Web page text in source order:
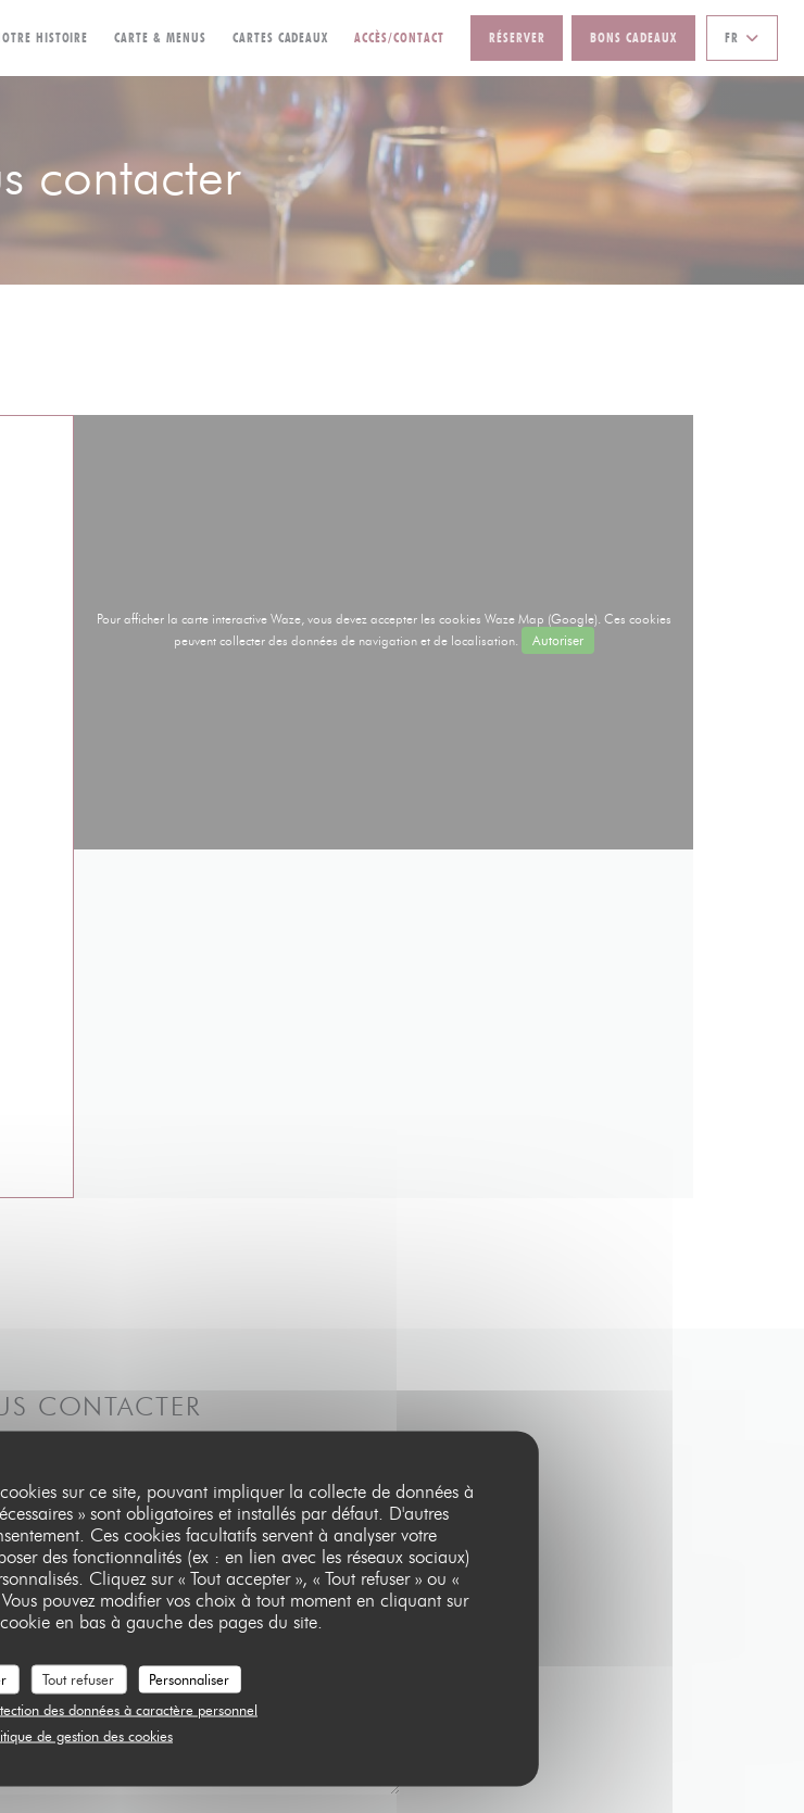
sur ce site, pouvant impliquer la collecte de données à
» sont obligatoires et installés par défaut. D'autres
Ces cookies facultatifs servent à analyser votre
des fonctionnalités (ex : en lien avec les réseaux sociaux)
Cliquez sur « Tout accepter », « Tout refuser » ou «
pouvez modifier vos choix à tout moment en cliquant sur
en bas à gauche des pages du site.
Tout refuser
Personnaliser
des données à caractère personnel
de gestion des cookies
HISTOIRE CARTE & MENUS((OUVRE UNE NOUVELLE FENÊTRE))
CARTES CADEAUX ((OUVRE UNE NOUVELLE FENÊTRE))
ACCÈS/CONTACT RÉSERVER BONS CADEAUX FR
contacter
une nouvelle fenêtre))
Pour afficher la carte interactive Waze, vous devez accepter les cookies Waze Map (Google). Ces cookies
peuvent collecter des données de navigation et de localisation.
Autoriser
CONTACTER
le formulaire ci-dessous !